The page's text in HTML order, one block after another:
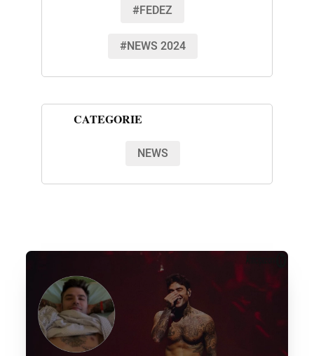
#FEDEZ
#NEWS 2024
CATEGORIE
NEWS